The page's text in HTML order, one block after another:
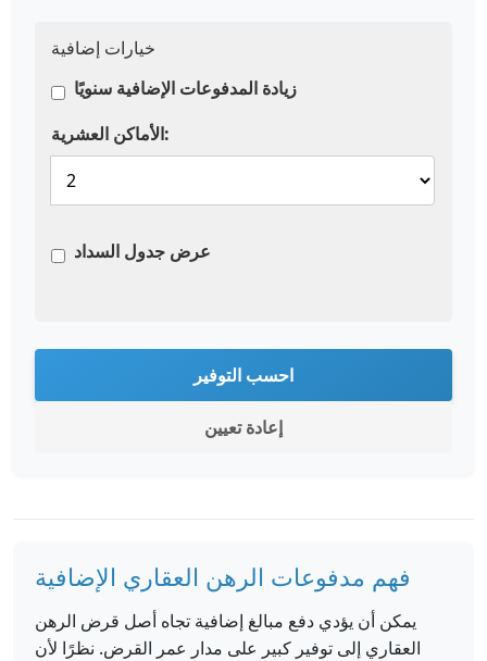
خيارات إضافية
زيادة المدفوعات الإضافية سنويًا
الأماكن العشرية:
عرض جدول السداد
احسب التوفير
إعادة تعيين
فهم مدفوعات الرهن العقاري الإضافية
يمكن أن يؤدي دفع مبالغ إضافية تجاه أصل قرض الرهن
العقاري إلى توفير كبير على مدار عمر القرض. نظرًا لأن